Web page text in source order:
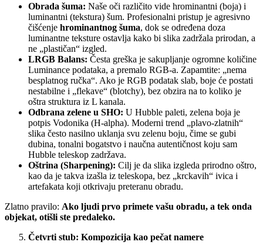
Obrada šuma: Naše oči različito vide hrominantni (boja) i
luminantni (tekstura) šum. Profesionalni pristup je agresivno
čišćenje hrominantnog šuma, dok se određena doza
luminantne teksture ostavlja kako bi slika zadržala prirodan, a
ne „plastičan“ izgled.
LRGB Balans: Česta greška je sakupljanje ogromne količine
Luminance podataka, a premalo RGB-a. Zapamtite: „nema
besplatnog ručka“. Ako je RGB podatak slab, boje će postati
nestabilne i „flekave“ (blotchy), bez obzira na to koliko je
oštra struktura iz L kanala.
Odbrana zelene u SHO: U Hubble paleti, zelena boja je
potpis Vodonika (H-alpha). Moderni trend „plavo-zlatnih“
slika često nasilno uklanja svu zelenu boju, čime se gubi
dubina, tonalni bogatstvo i naučna autentičnost koju sam
Hubble teleskop zadržava.
Oštrina (Sharpening): Cilj je da slika izgleda prirodno oštro,
kao da je takva izašla iz teleskopa, bez „krckavih“ ivica i
artefakata koji otkrivaju preteranu obradu.
Zlatno pravilo: Ako ljudi prvo primete vašu obradu, a tek onda
objekat, otišli ste predaleko.
Četvrti stub: Kompozicija kao pečat namere